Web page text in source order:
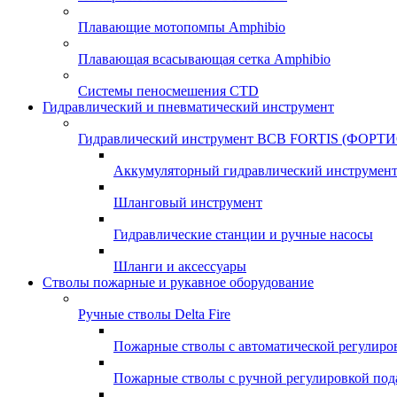
Плавающие мотопомпы Amphibio
Плавающая всасывающая сетка Amphibio
Системы пеносмешения CTD
Гидравлический и пневматический инструмент
Гидравлический инструмент ВСВ FORTIS
Аккумуляторный гидравлический инструмент
Шланговый инструмент
Гидравлические станции и ручные насосы
Шланги и аксессуары
Стволы пожарные и рукавное оборудование
Ручные стволы Delta Fire
Пожарные стволы с автоматической
Пожарные стволы с ручной регулировкой